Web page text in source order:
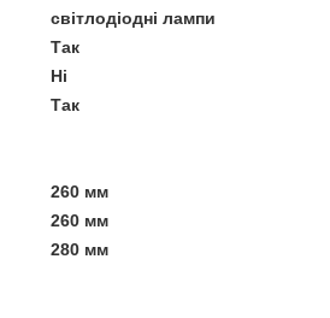
світлодіодні лампи
Так
Ні
Так
260 мм
260 мм
280 мм